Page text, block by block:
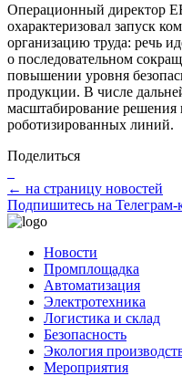
Операционный директор
охарактеризовал запуск
организацию труда: речь
о последовательном
повышении уровня
продукции. В числе
масштабирование
роботизированных линий.
Поделиться
← на страницу новостей
Подпишитесь на Телеграм-
Новости
Промплощадка
Автоматизация
Электротехника
Логистика и склад
Безопасность
Экология
Мероприятия